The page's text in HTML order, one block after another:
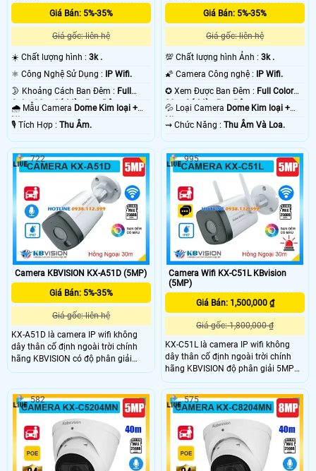
Giá Bán: 5%-35%
Giá gốc: liên hệ
☀️ Chất lượng hình : 3k .
⚛️ Công Nghệ Sử Dụng :
IP Wifi.
🌛 Khoảng Cách Ban Đêm : Full
Color 30m Có Màu Ban Ðêm.
🌧️ Mẫu Camera Dome Kim loại +
Nhựa.
️🎙 Tích Hợp : Thu Âm.
Giá Bán: 5%-35%
Giá gốc: liên hệ
💯 Chất lượng hình Ảnh :3k .
🌠 Camera Công nghệ :
IP Wifi.
✪ Xem Được Ban Đêm : Full Color
30m Có Màu Ban Ðêm.
💦 Loại Camera Dome Kim loại +
Nhựa.
️⇝ Chức Năng :Thu Âm Và Loa.
Camera KBVISION KX-A51D (5MP)
Giá Bán: 5%-35%
Giá gốc: liên hệ
KX-A51D là camera IP wifi không
dây thân cố định ngoài trời chính
hãng KBVISION có độ phân giải
5MP cho hình ảnh sắc nét. Camera
kép Full Color, tích hợp mic ghi âm,
khe cắm thẻ nhớ lên đến 256GB,
phân biệt người và xe thông minh.
Với chuẩn chống nước IP67 và mức
giá rẻ, KX-A51D là lựa chọn lý tưởng
để bảo vệ không gian ngoài trời.
722
Camera Wifi KX-C51L KBvision
(5MP)
Giá Bán: 1,500,000 ₫
Giá gốc: 1,800,000 ₫
KX-C51L là camera IP wifi không
dây thân cố định ngoài trời chính
hãng KBVISION độ phân giải 5MP
cho hình ảnh sắc nét. Camera tích
hợp hồng ngoại 30m, ánh sáng kép
full color, đàm thoại 2 chiều, khe
cắm thẻ nhớ 256GB, phát hiện người
và xe, hỗ trợ báo động thông minh.
Với chuẩn chống nước IP67, KX-
C51L là lựa chọn camera giá rẻ
nhưng đầy đủ tính năng cho nhu
995
582 575